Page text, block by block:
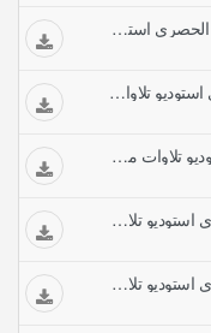
الممتحنة 7 الصف الجمعة محمود خليل الحصري استوديو تلاوات مجودة
آل عمران 15 41 محمود خليل الحصري استوديو تلاوات مجودة
آل عمران 4 محمود خليل الحصري استوديو تلاوات مجودة
آل عمران 75 104 محمود خليل الحصري استوديو تلاوات مجودة
آل عمران 84 117 محمود خليل الحصري استوديو تلاوات مجودة